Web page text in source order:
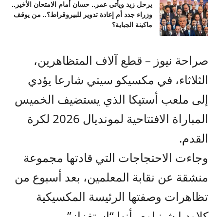
يرحل زيد ويأتي عمر.. حسان أمام الامتحان الأخير..
وزراء جدد أم إعادة تدوير للبيروقراط؟.. من يوقف
ماكينة الجباية؟
صراحة نيوز – قطع آلاف المتظاهرين،
الثلاثاء، في مكسيكو سيتي شارعا يؤدي
إلى ملعب أستيكا الذي يستضيف الخميس
المباراة الافتتاحية لمونديال 2026 لكرة
القدم.
وجاءت الاحتجاجات التي قادتها مجموعة
منشقة عن نقابة المعلمين، بعد أسبوع من
تظاهرات وصفتها الرئيسة المكسيكية